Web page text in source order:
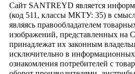
Сайт SANTREYD является
(код 511, классы МКТУ: 35) в
являясь правообладателем
изображений, представленных на
принадлежат их законным
исключительно в информационных
ознакомления потребителей с